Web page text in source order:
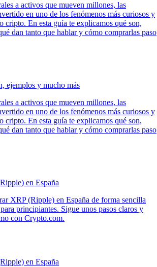
a activos que mueven millones, las
en uno de los fenómenos más curiosos y
cripto. En esta guía te explicamos qué son,
dan tanto que hablar y cómo comprarlas paso
ejemplos y mucho más
a activos que mueven millones, las
en uno de los fenómenos más curiosos y
cripto. En esta guía te explicamos qué son,
dan tanto que hablar y cómo comprarlas paso
en España
XRP (Ripple) en España de forma sencilla
principiantes. Sigue unos pasos claros y
con Crypto.com.
en España